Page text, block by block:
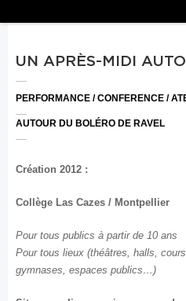
UN APRÈS-MIDI
PERFORMANCE / CONFERENCE /
AUTOUR DU BOLÉRO DE RAVEL
Création 2012 :
Collège Las Cazes / Montpellier
Pour tous publics à partir de 10 ans
Pour tous lieux (théâtres, halls,
gymnases, espaces publics…)